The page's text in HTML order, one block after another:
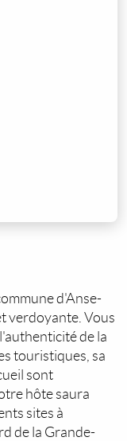
d'Anse-
verdoyante. Vous
de la
touristiques, sa
sont
hôte saura
sites à
de la Grande-